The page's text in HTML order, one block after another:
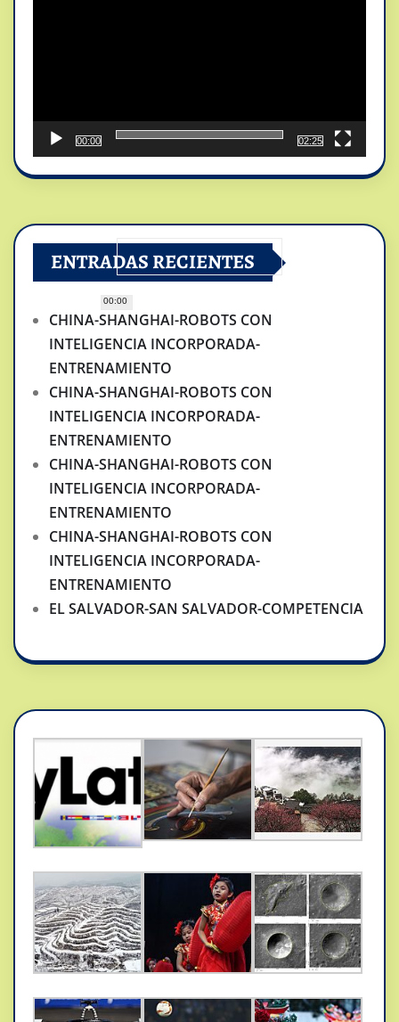
00:00
00:00
02:25
ENTRADAS RECIENTES
CHINA-SHANGHAI-ROBOTS CON
INTELIGENCIA INCORPORADA-
ENTRENAMIENTO
CHINA-SHANGHAI-ROBOTS CON
INTELIGENCIA INCORPORADA-
ENTRENAMIENTO
CHINA-SHANGHAI-ROBOTS CON
INTELIGENCIA INCORPORADA-
ENTRENAMIENTO
CHINA-SHANGHAI-ROBOTS CON
INTELIGENCIA INCORPORADA-
ENTRENAMIENTO
EL SALVADOR-SAN SALVADOR-COMPETENCIA